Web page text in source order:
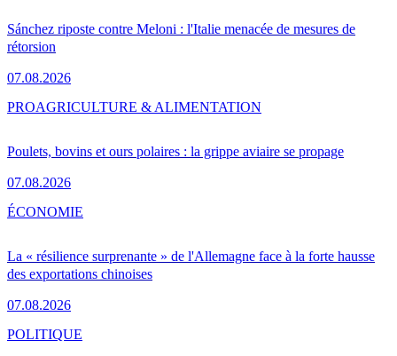
Sánchez riposte contre Meloni : l'Italie menacée de mesures de
rétorsion
07.08.2026
Poulets, bovins et ours polaires : la grippe aviaire se propage
07.08.2026
PROAGRICULTURE & ALIMENTATION
La « résilience surprenante » de l'Allemagne face à la forte hausse
des exportations chinoises
07.08.2026
ÉCONOMIE
POLITIQUE